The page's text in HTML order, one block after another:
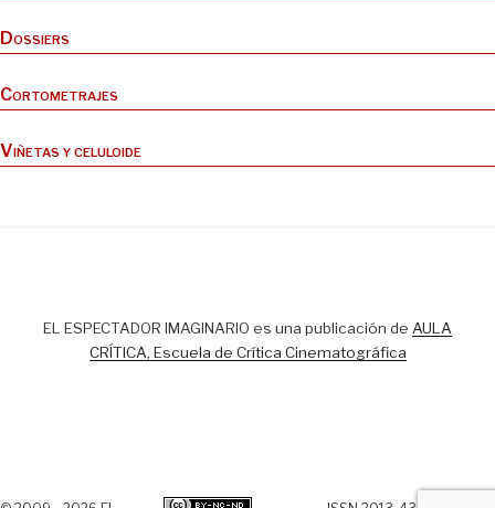
Dossiers
Cortometrajes
Viñetas y celuloide
EL ESPECTADOR IMAGINARIO es una publicación de AULA
CRÍTICA, Escuela de Crítica Cinematográfica